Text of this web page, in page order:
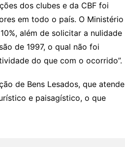
dos clubes e da CBF foi
em todo o país. O Ministério
além de solicitar a nulidade
de 1997, o qual não foi
do que com o ocorrido”.
de Bens Lesados, que atende
e paisagístico, o que